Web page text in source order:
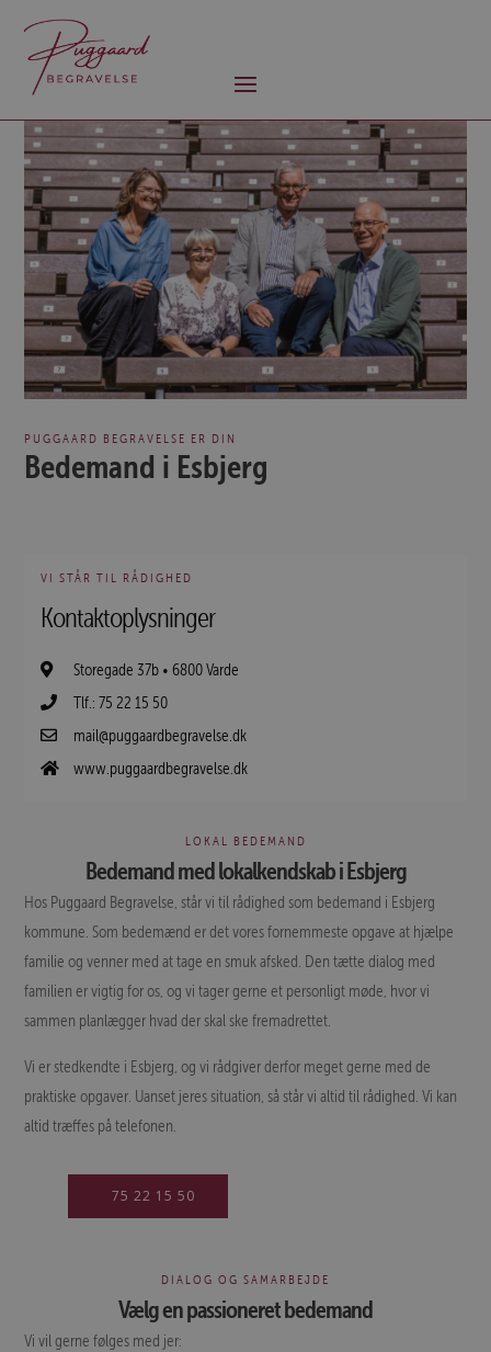
PUGGAARD BEGRAVELSE ER DIN
Bedemand i Esbjerg
VI STÅR TIL RÅDIGHED
Kontaktoplysninger
Storegade 37b • 6800 Varde
Tlf.: 75 22 15 50
mail@puggaardbegravelse.dk
www.puggaardbegravelse.dk
LOKAL BEDEMAND
Bedemand med lokalkendskab i Esbjerg
Hos Puggaard Begravelse, står vi til rådighed som bedemand i Esbjerg
kommune. Som bedemænd er det vores fornemmeste opgave at hjælpe
familie og venner med at tage en smuk afsked. Den tætte dialog med
familien er vigtig for os, og vi tager gerne et personligt møde, hvor vi
sammen planlægger hvad der skal ske fremadrettet.
Vi er stedkendte i Esbjerg, og vi rådgiver derfor meget gerne med de
praktiske opgaver. Uanset jeres situation, så står vi altid til rådighed. Vi kan
altid træffes på telefonen.
75 22 15 50
DIALOG OG SAMARBEJDE
Vælg en passioneret bedemand
Vi vil gerne følges med jer: